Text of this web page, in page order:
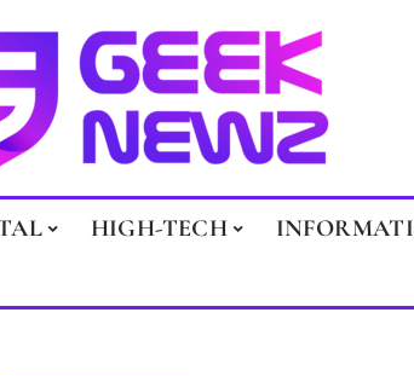
HIGH-TECH